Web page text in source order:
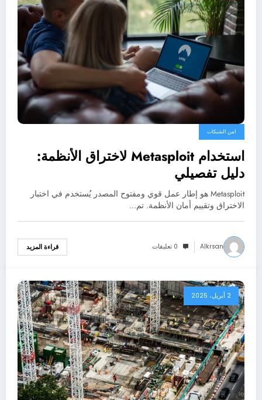
امن الشبكات
استخدام Metasploit لاختراق الأنظمة:
دليل تفصيلي
Metasploit هو إطار عمل قوي ومفتوح المصدر يُستخدم في اختبار
الاختراق وتقييم أمان الأنظمة. تم…
Alkrsan 0 تعليقات قراءة المزيد
2 أبريل، 2025